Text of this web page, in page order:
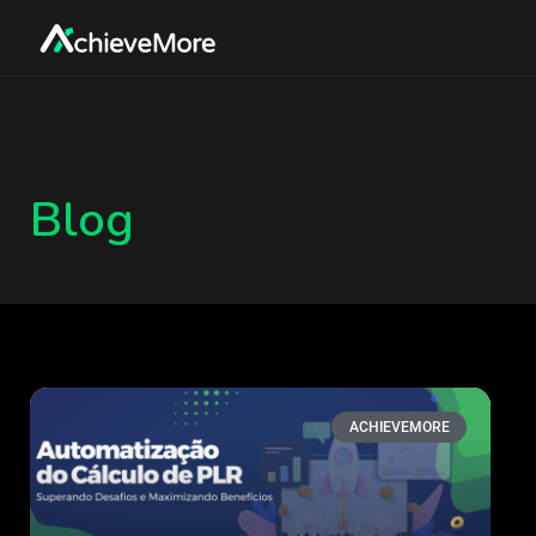
Blog
ACHIEVEMORE